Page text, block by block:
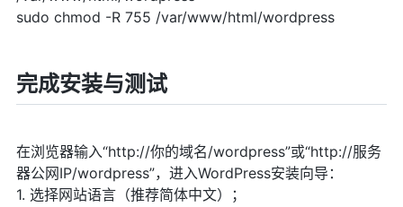
sudo chmod -R 755 /var/www/html/wordpress
完成安装与测试
在浏览器输入“http://你的域名/wordpress”或“http://服务
器公网IP/wordpress”，进入WordPress安装向导：
1. 选择网站语言（推荐简体中文）；